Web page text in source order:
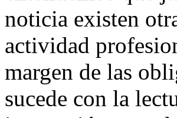
noticia existen
actividad
margen de las
sucede con la